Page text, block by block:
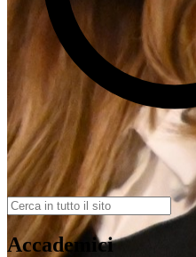
Accademici